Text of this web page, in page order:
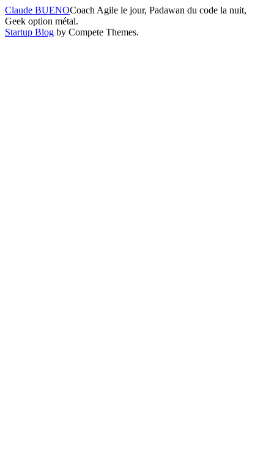
Claude BUENOCoach Agile le jour, Padawan du code la nuit,
Geek option métal.
Startup Blog by Compete Themes.